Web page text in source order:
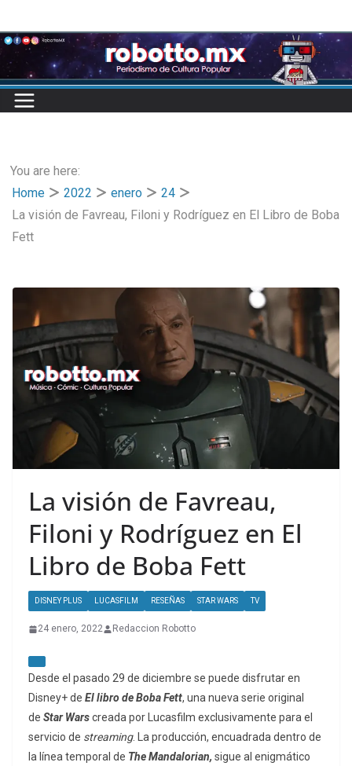
to
content
You are here:
Home
2022 enero
24
La visión de Favreau, Filoni y Rodríguez en El Libro de Boba
Fett
La visión de Favreau,
Filoni y Rodríguez en El
Libro de Boba Fett
DISNEY PLUS LUCASFILM RESEÑAS STAR WARS TV
24 enero, 2022 Redaccion Robotto
Desde el pasado 29 de diciembre se puede disfrutar en
Disney+ de El libro de Boba Fett, una nueva serie original
de Star Warscreada por Lucasfilm exclusivamente para el
servicio de streaming. La producción, encuadrada dentro de
la línea temporal de The Mandalorian, sigue al enigmático